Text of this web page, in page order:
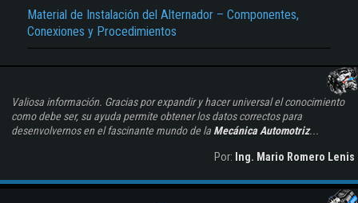
Material de Instalación del Alternador – Componentes,
Conexiones y Procedimientos
Valiosa información. Gracias por expandir y hacer universal el conocimiento
como debe ser, su ayuda permite obtener los datos correctos para
desenvolvernos en el fascinante mundo de la Mecánica Automotriz...
Por: Ing. Mario Romero Lenis